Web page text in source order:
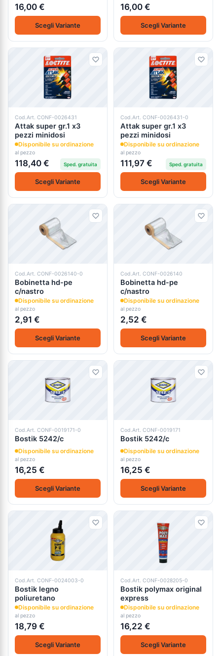
16,00 €
Scegli Variante
16,00 €
Scegli Variante
Cod.Art. CONF-0026431
Attak super gr.1 x3
pezzi minidosi
Disponibile su ordinazione
al pezzo
118,40 € Sped. gratuita
Scegli Variante
Cod.Art. CONF-0026431-0
Attak super gr.1 x3
pezzi minidosi
Disponibile su ordinazione
al pezzo
111,97 € Sped. gratuita
Scegli Variante
Cod.Art. CONF-0026140-0
Bobinetta hd-pe
c/nastro
Disponibile su ordinazione
al pezzo
2,91 €
Scegli Variante
Cod.Art. CONF-0026140
Bobinetta hd-pe
c/nastro
Disponibile su ordinazione
al pezzo
2,52 €
Scegli Variante
Cod.Art. CONF-0019171-0
Bostik 5242/c
Disponibile su ordinazione
al pezzo
16,25 €
Scegli Variante
Cod.Art. CONF-0019171
Bostik 5242/c
Disponibile su ordinazione
al pezzo
16,25 €
Scegli Variante
Cod.Art. CONF-0024003-0
Bostik legno
poliuretano
Disponibile su ordinazione
al pezzo
18,79 €
Scegli Variante
Cod.Art. CONF-0028205-0
Bostik polymax original
express
Disponibile su ordinazione
al pezzo
16,22 €
Scegli Variante